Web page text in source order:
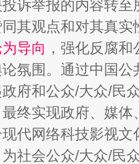
生生不息 一
诉举报的内容转
其观点和对其真实
导向 ，强化反腐
氛围。通过中国
府和公众/大众/民
终实现政府、媒
代网络科技影视
社会公众/大众/民